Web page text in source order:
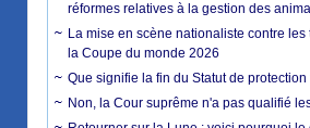
réformes relatives à la gestion des
La mise en scène nationaliste contre
la Coupe du monde 2026
Que signifie la fin du Statut de
Non, la Cour suprême n'a pas qualifié